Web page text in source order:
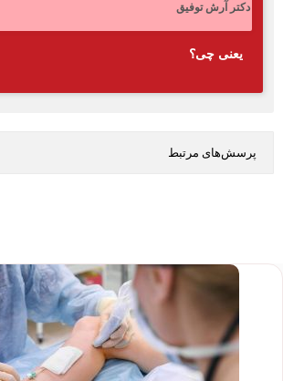
دکتر آرش توفیق
یعنی چی؟